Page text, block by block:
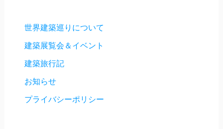
世界建築巡りについて
建築展覧会＆イベント
建築旅行記
お知らせ
プライバシーポリシー